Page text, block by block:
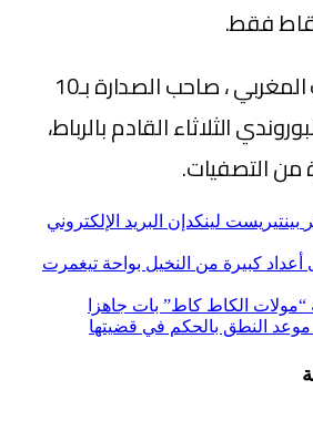
وسيلعب المنتخب المغربي ، صاحب الصدارة بـ10
الثلاثاء القادم بالرباط،
من التصفيات.
بينتيريست لينكدإن البريد الإلكتروني
كبيرة من النخيل بواحة تيغمرت
الكاط كاط” بات جاهزا
النطق بالحكم في قضيتها